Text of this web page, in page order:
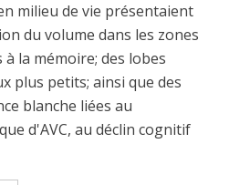
milieu de vie présentaient
du volume dans les zones
la mémoire; des lobes
plus petits; ainsi que des
blanche liées au
d'AVC, au déclin cognitif